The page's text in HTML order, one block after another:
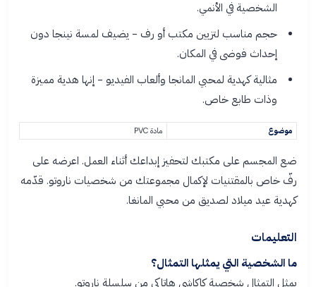
الشخصية في الأنمي.
حجم مناسب لتزيين مكتب أو رف - يضيف لمسة نينجا دون
إحداث فوضى في المكان.
مثالية كهدية لمحبي المانجا وألعاب الفيديو - إنها هدية مميزة
وذات طابع خاص.
موضوع مادة PVC
ضع المجسم على مكتبك لتحفيز إبداعك أثناء العمل. اعرضه على
رفّ خاص بالمقتنيات لإكمال مجموعتك من شخصيات ناروتو. قدّمه
كهدية عيد ميلاد لصديق من محبي المانغا.
التعليمات
ما الشخصية التي يمثلها التمثال؟
يمثل التمثال شخصية كاكاشي هاتاكي من سلسلة ناروتو.